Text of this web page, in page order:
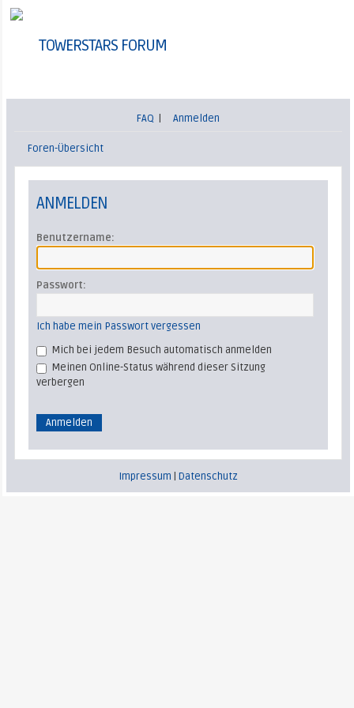
TOWERSTARS FORUM
FAQ Anmelden
Foren-Übersicht
ANMELDEN
Benutzername:
Passwort:
Ich habe mein Passwort vergessen
Mich bei jedem Besuch automatisch anmelden
Meinen Online-Status während dieser Sitzung
verbergen
Impressum |Datenschutz